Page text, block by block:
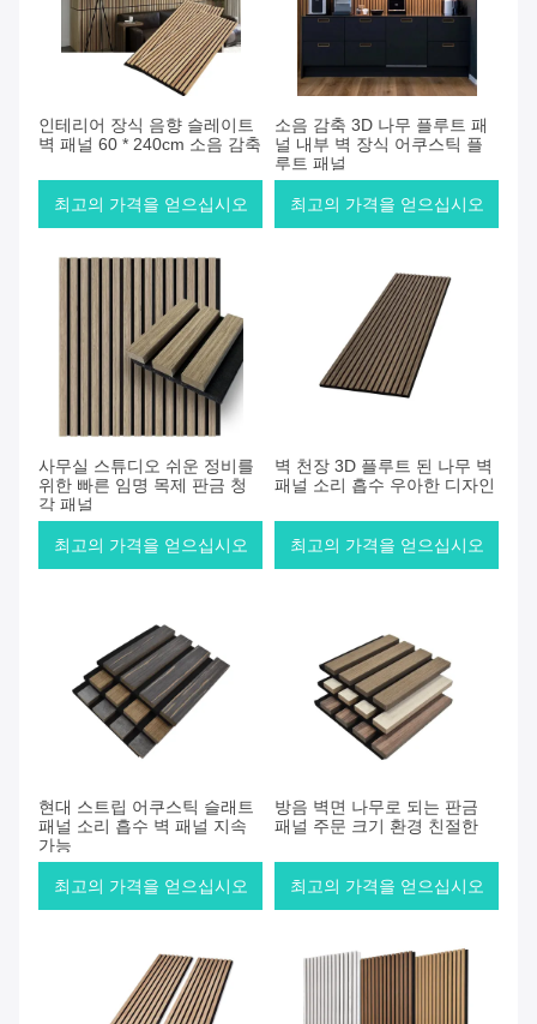
인테리어 장식 음향 슬레이트
벽 패널 60 * 240cm 소음 감축
최고의 가격을 얻으십시오
소음 감축 3D 나무 플루트 패
널 내부 벽 장식 어쿠스틱 플
루트 패널
최고의 가격을 얻으십시오
사무실 스튜디오 쉬운 정비를
위한 빠른 임명 목제 판금 청
각 패널
최고의 가격을 얻으십시오
벽 천장 3D 플루트 된 나무 벽
패널 소리 흡수 우아한 디자인
최고의 가격을 얻으십시오
현대 스트립 어쿠스틱 슬래트
패널 소리 흡수 벽 패널 지속
가능
최고의 가격을 얻으십시오
방음 벽면 나무로 되는 판금
패널 주문 크기 환경 친절한
최고의 가격을 얻으십시오